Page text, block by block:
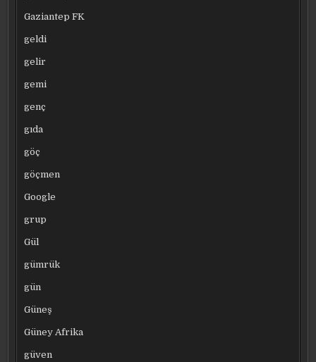
Gaziantep FK
geldi
gelir
gemi
genç
gıda
göç
göçmen
Google
grup
Gül
gümrük
gün
Güneş
Güney Afrika
güven